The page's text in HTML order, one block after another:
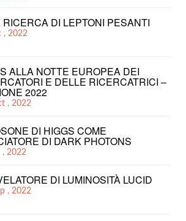
RICERCA DI LEPTONI PESANTI
, 2022
ALLA NOTTE EUROPEA DEI
E DELLE RICERCATRICI –
2022
, 2022
DI HIGGS COME
DI DARK PHOTONS
, 2022
DI LUMINOSITÀ LUCID
, 2022